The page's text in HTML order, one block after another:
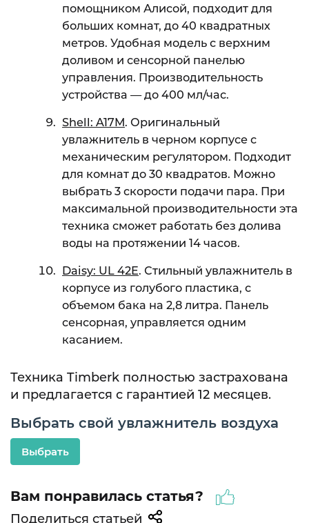
помощником Алисой, подходит для
больших комнат, до 40 квадратных
метров. Удобная модель с верхним
доливом и сенсорной панелью
управления. Производительность
устройства — до 400 мл/час.
Shell: A17M. Оригинальный
увлажнитель в черном корпусе с
механическим регулятором. Подходит
для комнат до 30 квадратов. Можно
выбрать 3 скорости подачи пара. При
максимальной производительности эта
техника сможет работать без долива
воды на протяжении 14 часов.
Daisy: UL 42E. Стильный увлажнитель в
корпусе из голубого пластика, с
объемом бака на 2,8 литра. Панель
сенсорная, управляется одним
касанием.
Техника Timberk полностью застрахована
и предлагается с гарантией 12 месяцев.
Выбрать свой увлажнитель воздуха
Выбрать
Вам понравилась статья?
Поделиться статьей